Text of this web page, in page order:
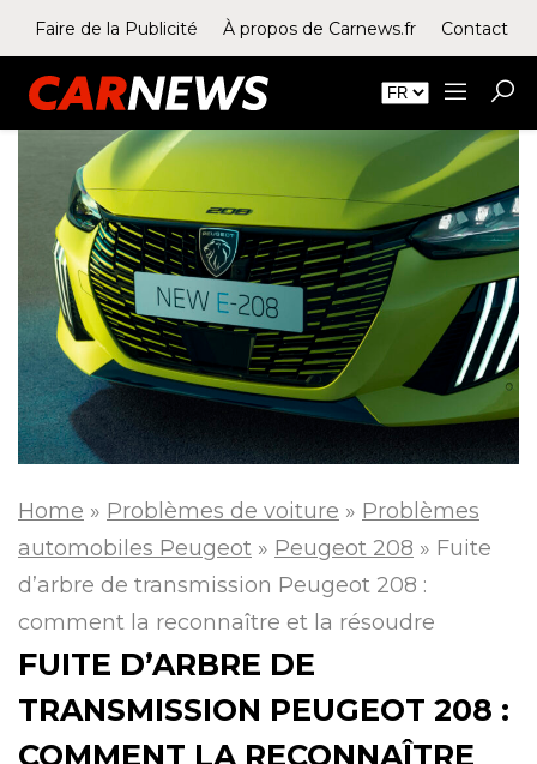
Faire de la Publicité À propos de Carnews.fr Contact
Home » Problèmes de voiture » Problèmes
automobiles Peugeot » Peugeot 208 » Fuite
d’arbre de transmission Peugeot 208 :
comment la reconnaître et la résoudre
FUITE D’ARBRE DE
TRANSMISSION PEUGEOT 208 :
COMMENT LA RECONNAÎTRE